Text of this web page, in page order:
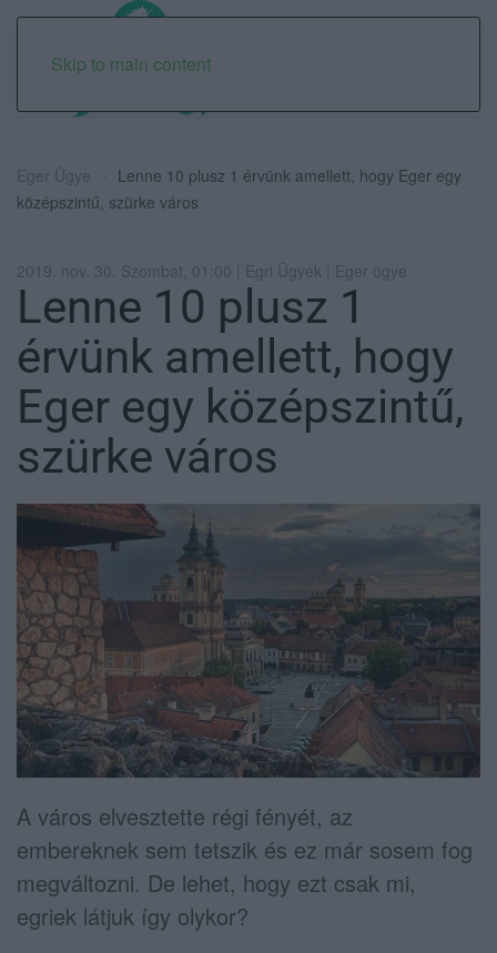
Skip to main content
Eger Ügye
Lenne 10 plusz 1 érvünk amellett, hogy Eger egy
középszintű, szürke város
2019. nov. 30. Szombat, 01:00 | Egri Ügyek | Eger ügye
Lenne 10 plusz 1
érvünk amellett, hogy
Eger egy középszintű,
szürke város
A város elvesztette régi fényét, az
embereknek sem tetszik és ez már sosem fog
megváltozni. De lehet, hogy ezt csak mi,
egriek látjuk így olykor?